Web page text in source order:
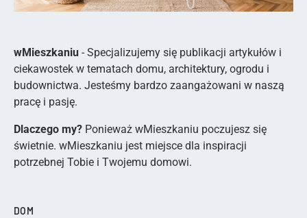
wMieszkaniu - Specjalizujemy się publikacji artykułów i
ciekawostek w tematach domu, architektury, ogrodu i
budownictwa. Jesteśmy bardzo zaangażowani w naszą
pracę i pasję.
Dlaczego my? Ponieważ wMieszkaniu poczujesz się
świetnie. wMieszkaniu jest miejsce dla inspiracji
potrzebnej Tobie i Twojemu domowi.
DOM